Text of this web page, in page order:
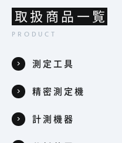
取扱商品一覧
測定工具
精密測定機
計測機器